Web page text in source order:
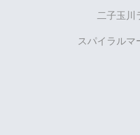
二子玉川
スパイラルマ